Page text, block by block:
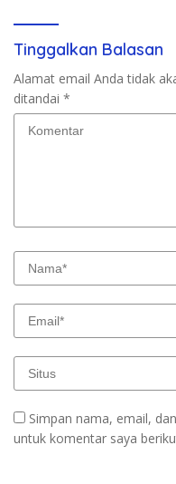
Tinggalkan Balasan
Alamat email Anda tidak
ditandai *
Simpan nama, email,
untuk komentar saya